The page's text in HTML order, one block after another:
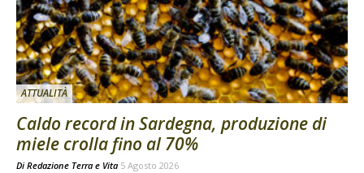
ATTUALITÀ
Caldo record in Sardegna, produzione di
miele crolla fino al 70%
Di Redazione Terra e Vita 5 Agosto 2026